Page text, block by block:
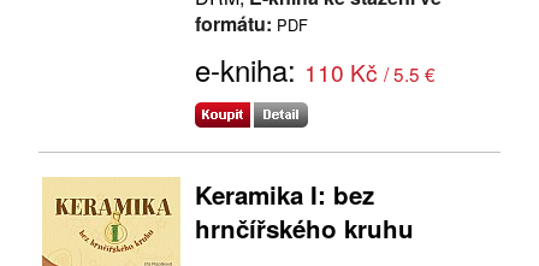
formátu: PDF
e-kniha: 110 Kč / 5.5 €
Keramika I: bez
hrnčířského kruhu